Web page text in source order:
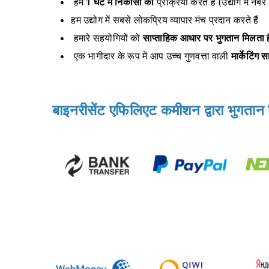
हम1 घंटे में निकासी कीप्रक्रिया करते हैं (उद्योग में नंबर
हम उद्योग में सबसे लोकप्रिय व्यापार मंच प्रदान करते हैं
हमारे सहयोगियों कोसाप्ताहिक आधार पर भुगतान मिलता
एक भागीदार के रूप में आप उच्च गुणवत्ता वालीमार्केटिंग
बाइनरीसेंट एफिलिएट कमीशन द्वारा